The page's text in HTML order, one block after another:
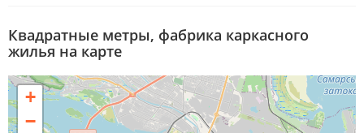
Квадратные метры, фабрика каркасного
жилья на карте
+
−